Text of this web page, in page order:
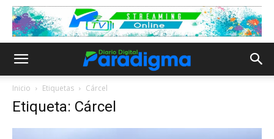
Inicio Etiquetas Cárcel
Etiqueta: Cárcel